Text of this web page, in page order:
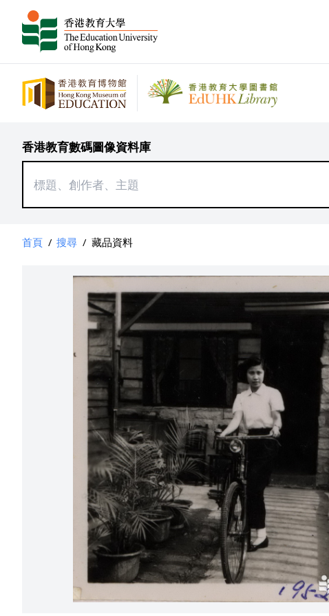
香港教育數碼圖像資料庫
首頁 / 搜尋 / 藏品資料